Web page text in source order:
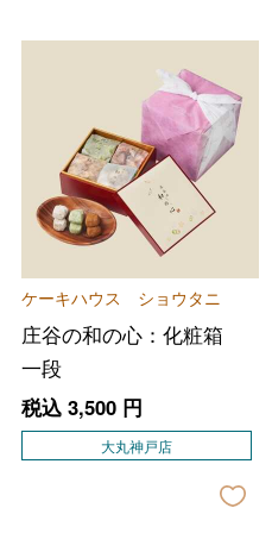
ケーキハウス ショウタニ
庄谷の和の心：化粧箱
一段
税込 3,500円
大丸神戸店